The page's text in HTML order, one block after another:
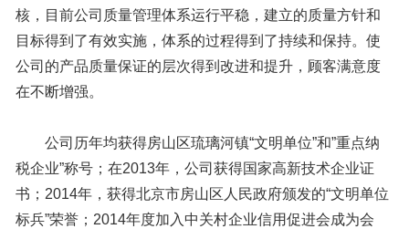
核，目前公司质量管理体系运行平稳，建立的质量方针和
目标得到了有效实施，体系的过程得到了持续和保持。使
公司的产品质量保证的层次得到改进和提升，顾客满意度
在不断增强。
公司历年均获得房山区琉璃河镇“文明单位”和”重点纳
税企业”称号；在2013年，公司获得国家高新技术企业证
书；2014年，获得北京市房山区人民政府颁发的“文明单位
标兵”荣誉；2014年度加入中关村企业信用促进会成为会